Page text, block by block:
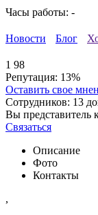
Часы работы: -
Новости Блог
1 98
Репутация: 13%
Оставить свое
Сотрудников: 13
Вы представитель
Связаться
Описание
Фото
Контакты
,